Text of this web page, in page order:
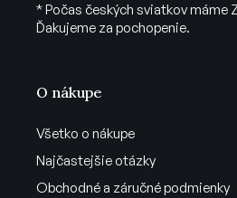
O nákupe
Všetko o nákupe
Najčastejšie otázky
Obchodné a záručné podmienky
* Počas českých sviatkov máme
Ďakujeme za pochopenie.